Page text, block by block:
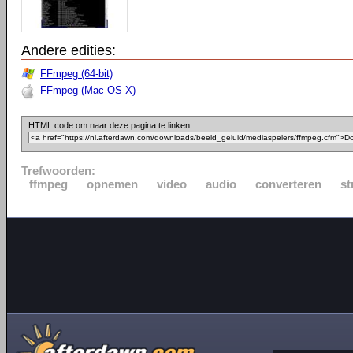
Andere edities:
FFmpeg (64-bit)
FFmpeg (Mac OS X)
HTML code om naar deze pagina te linken:
Trefwoorden:
ffmpeg
opnemen video audio converteren